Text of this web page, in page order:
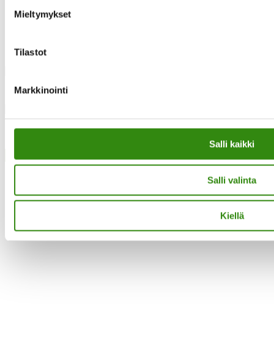
Mieltymykset
Tilastot
Markkinointi
Salli kaikki
Salli valinta
Kiellä
·Toteutus ja ylläpitoMMD Networks·